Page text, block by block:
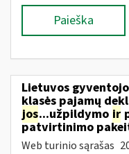
Paieška
Lietuvos
klasės pajamų
jos...užpildymo ir
patvirtinimo
Web turinio sąrašas